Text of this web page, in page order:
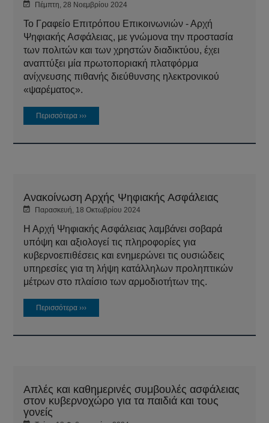
Πέμπτη, 28 Νοεμβρίου 2024
Το Γραφείο Επιτρόπου Επικοινωνιών - Αρχή
Ψηφιακής Ασφάλειας, με γνώμονα την προστασία
των πολιτών και των χρηστών διαδικτύου, έχει
αναπτύξει μία πρωτοποριακή πλατφόρμα
ανίχνευσης πιθανής διεύθυνσης ηλεκτρονικού
«ψαρέματος».
Περισσότερα ›››
Ανακοίνωση Αρχής Ψηφιακής Ασφάλειας
Παρασκευή, 18 Οκτωβρίου 2024
Η Αρχή Ψηφιακής Ασφάλειας λαμβάνει σοβαρά
υπόψη και αξιολογεί τις πληροφορίες για
κυβερνοεπιθέσεις και ενημερώνει τις ουσιώδεις
υπηρεσίες για τη λήψη κατάλληλων προληπτικών
μέτρων στο πλαίσιο των αρμοδιοτήτων της.
Περισσότερα ›››
Απλές και καθημερινές συμβουλές ασφάλειας
στον κυβερνοχώρο για τα παιδιά και τους
γονείς